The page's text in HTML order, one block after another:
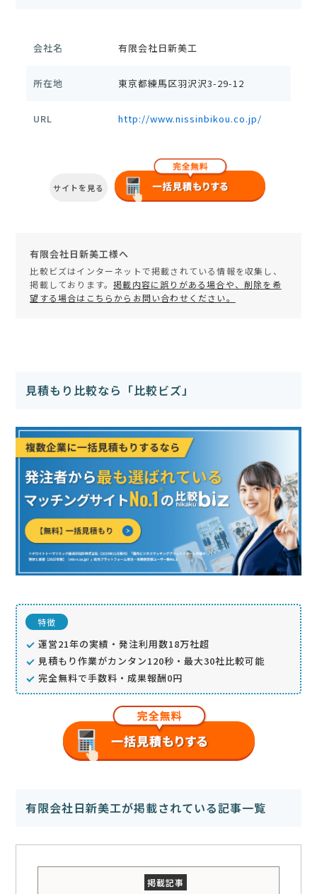
会社名 有限会社日新美工
所在地 東京都練馬区羽沢沢3-29-12
URL http://www.nissinbikou.co.jp/
サイトを見る
有限会社日新美工様へ
比較ビズはインターネットで掲載されている情報を収集し、
掲載しております。掲載内容に誤りがある場合や、削除を希
望する場合はこちらからお問い合わせください。
見積もり比較なら「比較ビズ」
特徴
運営21年の実績・発注利用数18万社超
見積もり作業がカンタン120秒・最大30社比較可能
完全無料で手数料・成果報酬0円
有限会社日新美工が掲載されている記事一覧